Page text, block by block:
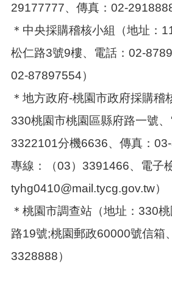
29177777、傳真：02-
＊中央採購稽核小組（地址：
松仁路3號9樓、電話：02-
02-87897554）
＊地方政府-桃園市政府採購稽
330桃園市桃園區縣府路一號
3322101分機6636、傳真：
專線：（03）3391466、電子
tyhg0410@mail.tycg.gov.tw）
＊桃園市調查站（地址：330
路19號;桃園郵政60000號信箱
3328888）